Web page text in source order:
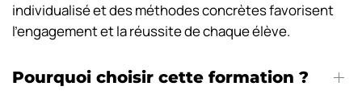
individualisé et des méthodes concrètes favorisent
l’engagement et la réussite de chaque élève.
Pourquoi choisir cette formation ?